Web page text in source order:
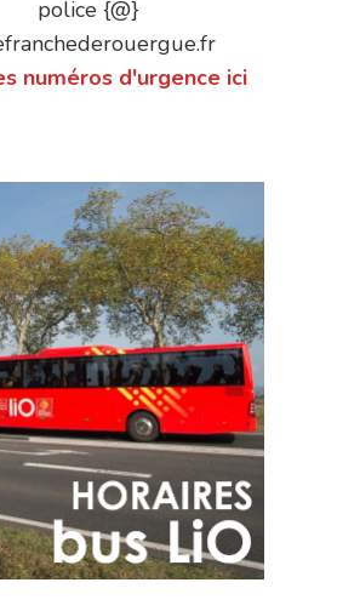
police {@}
numéros d'urgence ici